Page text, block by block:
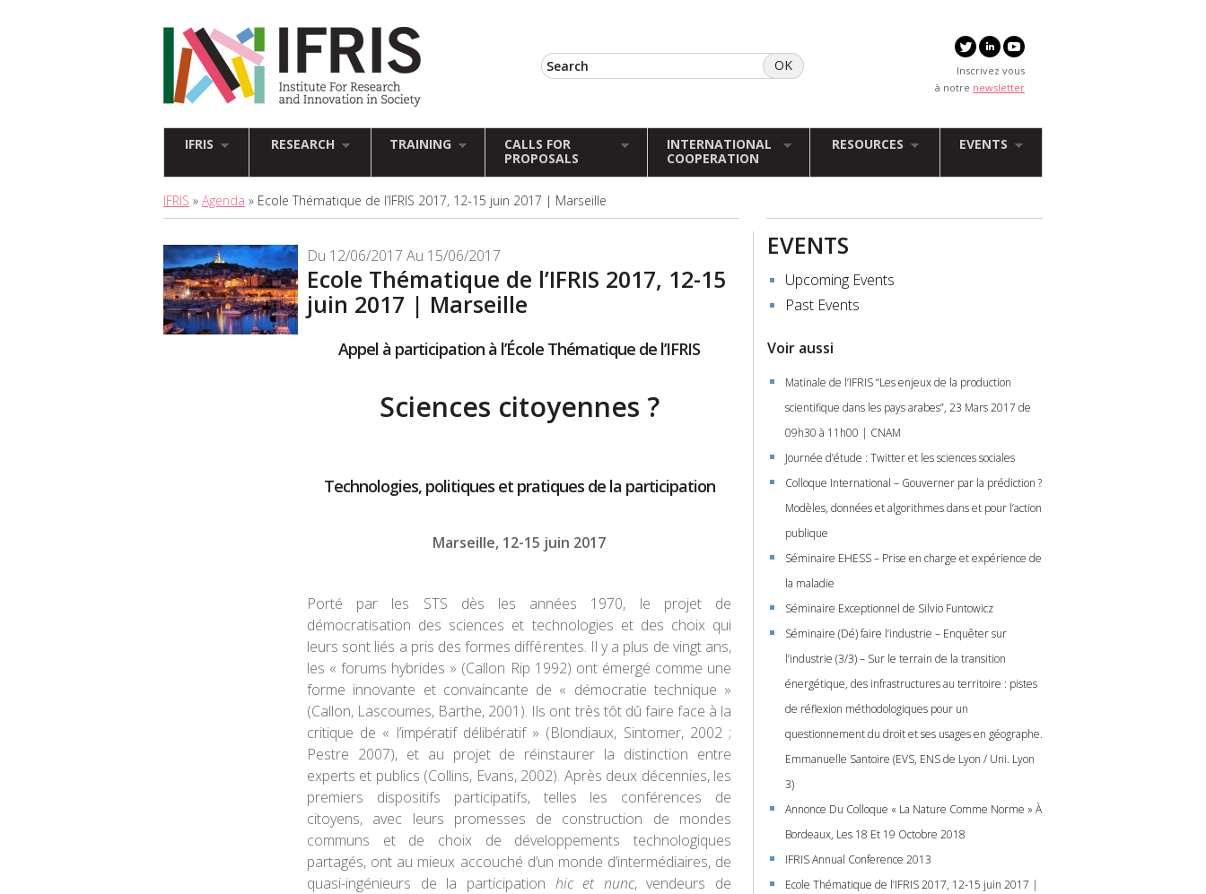
Inscrivez vous
à notre newsletter
IFRIS RESEARCH TRAINING
CALLS FOR
PROPOSALS
INTERNATIONAL
COOPERATION
RESOURCES EVENTS
IFRIS » Agenda » Ecole Thématique de l’IFRIS 2017, 12-15 juin 2017 | Marseille
Du 12/06/2017 Au 15/06/2017
Ecole Thématique de l’IFRIS 2017, 12-15
juin 2017 | Marseille
Appel à participation à l’École Thématique de l’IFRIS
Sciences citoyennes ?
Technologies, politiques et pratiques de la participation
Marseille, 12-15 juin 2017
Porté par les STS dès les années 1970, le projet de
démocratisation des sciences et technologies et des choix qui
leurs sont liés a pris des formes différentes. Il y a plus de vingt ans,
les « forums hybrides » (Callon Rip 1992) ont émergé comme une
forme innovante et convaincante de « démocratie technique »
(Callon, Lascoumes, Barthe, 2001). Ils ont très tôt dû faire face à la
critique de « l’impératif délibératif » (Blondiaux, Sintomer, 2002 ;
Pestre 2007), et au projet de réinstaurer la distinction entre
experts et publics (Collins, Evans, 2002). Après deux décennies, les
premiers dispositifs participatifs, telles les conférences de
citoyens, avec leurs promesses de construction de mondes
communs et de choix de développements technologiques
partagés, ont au mieux accouché d’un monde d’intermédiaires, de
quasi-ingénieurs de la participation hic et nunc, vendeurs de
EVENTS
Upcoming Events
Past Events
Voir aussi
Matinale de l’IFRIS “Les enjeux de la production
scientifique dans les pays arabes”, 23 Mars 2017 de
09h30 à 11h00 | CNAM
Journée d’étude : Twitter et les sciences sociales
Colloque International – Gouverner par la prédiction ?
Modèles, données et algorithmes dans et pour l’action
publique
Séminaire EHESS – Prise en charge et expérience de
la maladie
Séminaire Exceptionnel de Silvio Funtowicz
Séminaire (Dé) faire l’industrie – Enquêter sur
l’industrie (3/3) – Sur le terrain de la transition
énergétique, des infrastructures au territoire : pistes
de réflexion méthodologiques pour un
questionnement du droit et ses usages en géographe.
Emmanuelle Santoire (EVS, ENS de Lyon / Uni. Lyon
3)
Annonce Du Colloque « La Nature Comme Norme » À
Bordeaux, Les 18 Et 19 Octobre 2018
IFRIS Annual Conference 2013
Ecole Thématique de l’IFRIS 2017, 12-15 juin 2017 |